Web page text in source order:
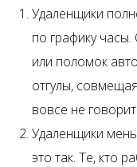
Удаленщики
по графику
или поломок
отгулы,
вовсе не
Удаленщики
это так. Те, кто